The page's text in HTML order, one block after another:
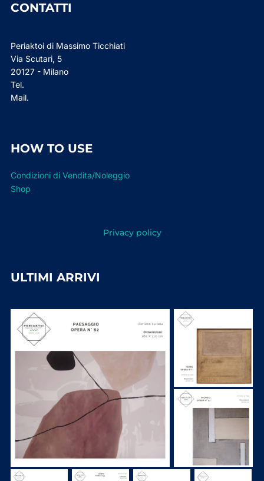
CONTATTI
Periaktoi di Massimo Ticchiati
Via Scutari, 5
20127 - Milano
Tel.
Mail.
HOW TO USE
Condizioni di Vendita/Noleggio
Shop
Privacy policy
ULTIMI ARRIVI